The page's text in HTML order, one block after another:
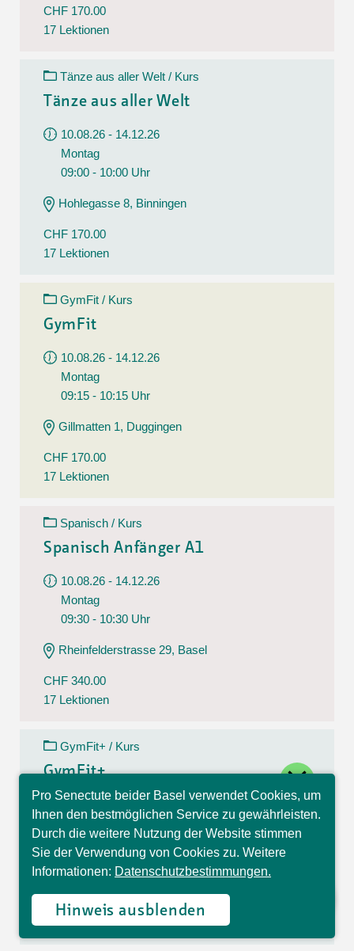
CHF 170.00
17 Lektionen
Tänze aus aller Welt / Kurs
Tänze aus aller Welt
10.08.26 - 14.12.26
Montag
09:00 - 10:00 Uhr
Hohlegasse 8, Binningen
CHF 170.00
17 Lektionen
GymFit / Kurs
GymFit
10.08.26 - 14.12.26
Montag
09:15 - 10:15 Uhr
Gillmatten 1, Duggingen
CHF 170.00
17 Lektionen
Spanisch / Kurs
Spanisch Anfänger A1
10.08.26 - 14.12.26
Montag
09:30 - 10:30 Uhr
Rheinfelderstrasse 29, Basel
CHF 340.00
17 Lektionen
GymFit+ / Kurs
GymFit+
10.08.26 - 14.12.26
Montag
09:30 - 10:30 Uhr
Theodorskirchplatz 7, Basel
CHF 170.00
17 Lektionen
Pro Senectute beider Basel verwendet Cookies, um
Ihnen den bestmöglichen Service zu gewährleisten.
Durch die weitere Nutzung der Website stimmen
Sie der Verwendung von Cookies zu. Weitere
Informationen: Datenschutzbestimmungen.
Hinweis ausblenden
Hallo, ich bin Sophia und
beantworte gerne Ihre
Fragen.
close